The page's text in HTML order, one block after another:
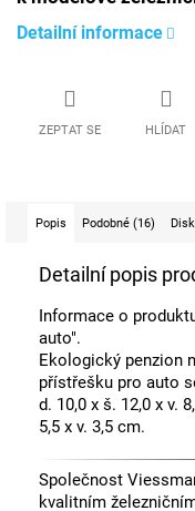
Detailní informace
ZEPTAT SE HLÍDAT
Popis Podobné (16)
Detailní popis
Informace o
auto".
Ekologický penzion
přístřešku pro auto
d. 10,0 x š. 12,0 x v.
5,5 x v. 3,5 cm.
Společnost
kvalitním